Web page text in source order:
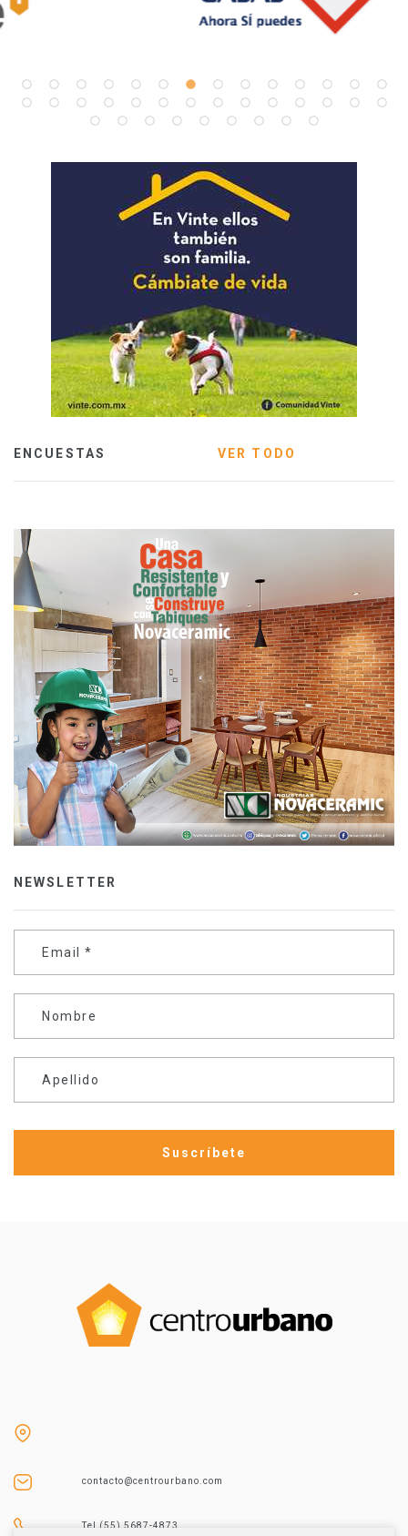
ENCUESTAS VER TODO
NEWSLETTER
Email *
Nombre
Apellido
contacto@centrourbano.com
Tel (55) 5687-4873